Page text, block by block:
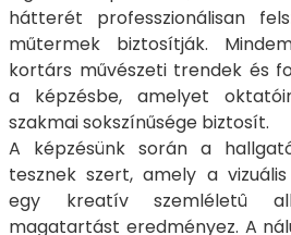
hátterét professzionálisan
műtermek biztosítják.
kortárs művészeti trendek és
a képzésbe, amelyet
szakmai sokszínűsége biztosít.
A képzésünk során a
tesznek szert, amely a
egy kreatív szemléletû
magatartást eredményez. A